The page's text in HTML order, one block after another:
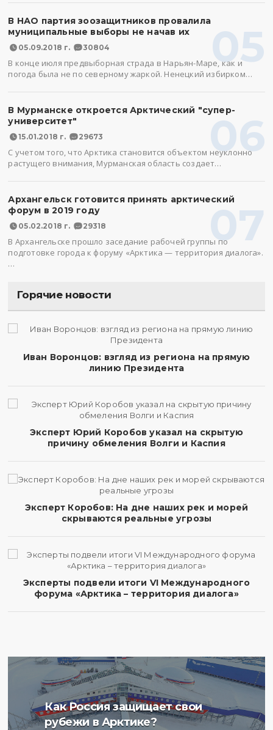
05
В НАО партия зоозащитников провалила
муниципальные выборы не начав их
05.09.2018 г. 30804
В конце июля предвыборная страда в Нарьян-Маре, как и
погода была не по северному жаркой. Ненецкий избирком…
06
В Мурманске откроется Арктический "супер-
университет"
15.01.2018 г. 29673
С учетом того, что Арктика становится объектом неуклонно
растущего внимания, Мурманская область создает…
07
Архангельск готовится принять арктический
форум в 2019 году
05.02.2018 г. 29318
В Архангельске прошло заседание рабочей группы по
подготовке города к форуму «Арктика — территория диалога».
…
Горячие новости
Иван Воронцов: взгляд из региона на прямую
линию Президента
Эксперт Юрий Коробов указал на скрытую
причину обмеления Волги и Каспия
Эксперт Коробов: На дне наших рек и морей
скрываются реальные угрозы
Эксперты подвели итоги VI Международного
форума «Арктика – территория диалога»
Как Россия защищает свои
рубежи в Арктике?
Ученые Арктического
плавучего университета